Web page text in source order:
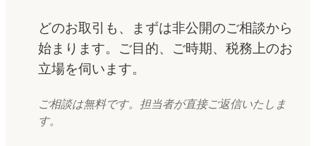
どのお取引も、まずは非公開のご相談から
始まります。ご目的、ご時期、税務上のお
立場を伺います。
ご相談は無料です。担当者が直接ご返信いたしま
す。